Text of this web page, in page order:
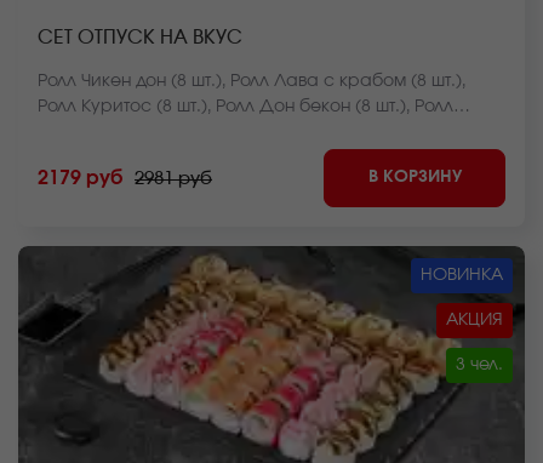
СЕТ ОТПУСК НА ВКУС
Ролл Чикен дон (8 шт.), Ролл Лава с крабом (8 шт.),
Ролл Куритос (8 шт.), Ролл Дон бекон (8 шт.), Ролл
курицей запеченный (8 шт.), Ролл Оливье темпура (8
шт.), Ролл Калифорния темпура (8 шт.), Ролл Лосось
фри темпура (8 шт.) *Внешний вид блюда может
2179 руб 2981 руб В КОРЗИНУ
НОВИНКА
АКЦИЯ
3 чел.